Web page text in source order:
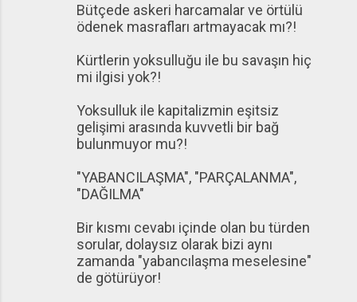
Bütçede askeri harcamalar ve örtülü
ödenek masrafları artmayacak mı?!
Kürtlerin yoksulluğu ile bu savaşın hiç
mi ilgisi yok?!
Yoksulluk ile kapitalizmin eşitsiz
gelişimi arasında kuvvetli bir bağ
bulunmuyor mu?!
"YABANCILAŞMA", "PARÇALANMA",
"DAĞILMA"
Bir kısmı cevabı içinde olan bu türden
sorular, dolaysız olarak bizi aynı
zamanda "yabancılaşma meselesine"
de götürüyor!